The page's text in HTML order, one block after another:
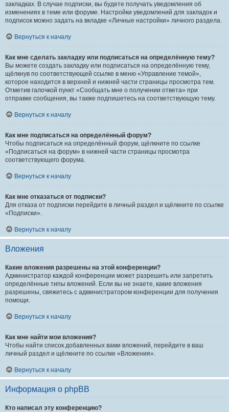
закладках. В случае подписки, вы будете получать уведомления об
изменениях в теме или форуме. Настройки уведомлений для закладок и
подписок можно задать на вкладке «Личные настройки» личного раздела.
Вернуться к началу
Как мне сделать закладку или подписаться на определённую тему?
Вы можете создать закладку или подписаться на определённую тему,
щёлкнув по соответствующей ссылке в меню «Управление темой»,
которое находится в верхней и нижней части страницы просмотра тем.
Отметив галочкой пункт «Сообщать мне о получении ответа» при
отправке сообщения, вы также подпишетесь на соответствующую тему.
Вернуться к началу
Как мне подписаться на определённый форум?
Чтобы подписаться на определённый форум, щёлкните по ссылке
«Подписаться на форум» в нижней части страницы просмотра
соответствующего форума.
Вернуться к началу
Как мне отказаться от подписки?
Для отказа от подписки перейдите в личный раздел и щёлкните по ссылке
«Подписки».
Вернуться к началу
Вложения
Какие вложения разрешены на этой конференции?
Администратор каждой конференции может разрешить или запретить
определённые типы вложений. Если вы не знаете, какие вложения
разрешены, свяжитесь с администратором конференции для получения
помощи.
Вернуться к началу
Как мне найти мои вложения?
Чтобы найти список добавленных вами вложений, перейдите в ваш
личный раздел и щёлкните по ссылке «Вложения».
Вернуться к началу
Информация о phpBB
Кто написал эту конференцию?